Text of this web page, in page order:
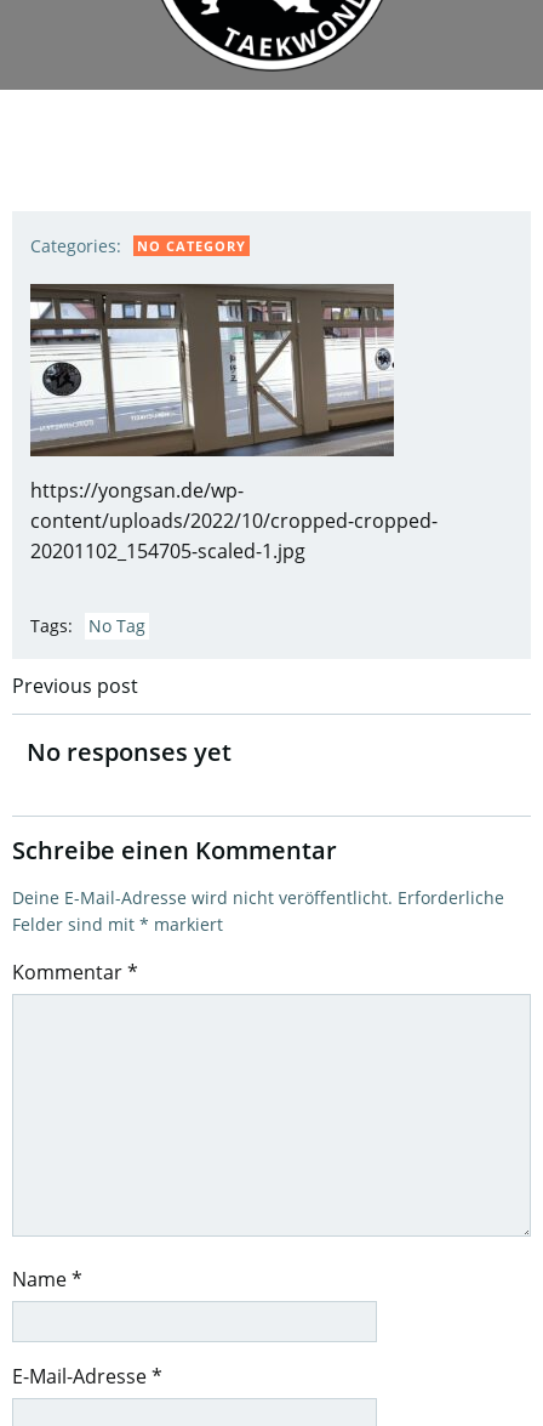
Categories: NO CATEGORY
https://yongsan.de/wp-
content/uploads/2022/10/cropped-cropped-
20201102_154705-scaled-1.jpg
Tags: No Tag
Post
navigation
Previous post
No responses yet
Schreibe einen Kommentar
Deine E-Mail-Adresse wird nicht veröffentlicht. Erforderliche
Felder sind mit * markiert
Kommentar*
Name*
E-Mail-Adresse*